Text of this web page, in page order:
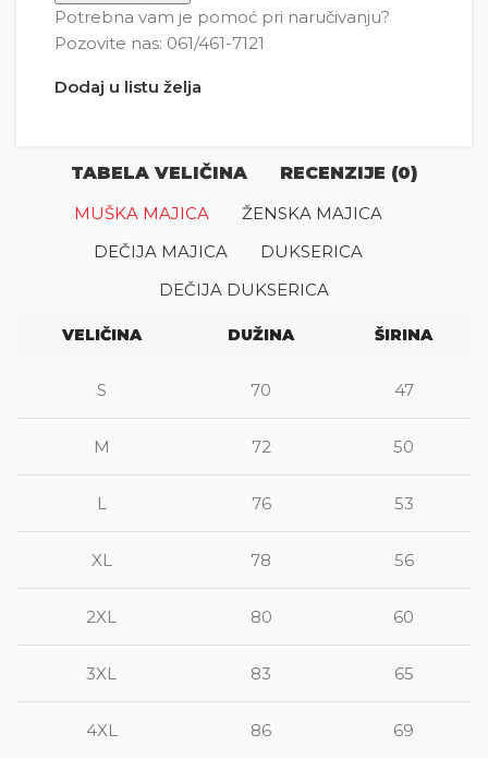
Potrebna vam je pomoć pri naručivanju?
Pozovite nas: 061/461-7121
Dodaj u listu želja
TABELA VELIČINA
RECENZIJE (0)
MUŠKA MAJICA
ŽENSKA MAJICA
DEČIJA MAJICA
DUKSERICA
DEČIJA DUKSERICA
VELIČINA DUŽINA ŠIRINA
S 70 47
M 72 50
L 76 53
XL 78 56
2XL 80 60
3XL 83 65
4XL 86 69